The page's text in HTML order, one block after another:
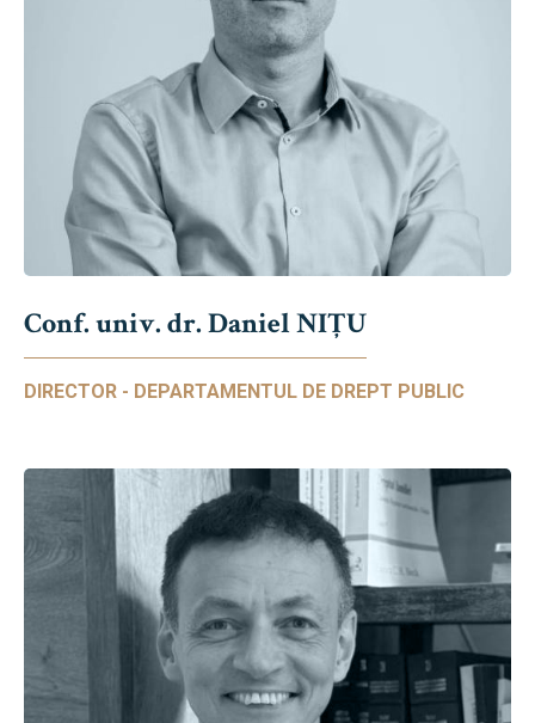
Conf. univ. dr. Daniel NIŢU
DIRECTOR - DEPARTAMENTUL DE DREPT PUBLIC